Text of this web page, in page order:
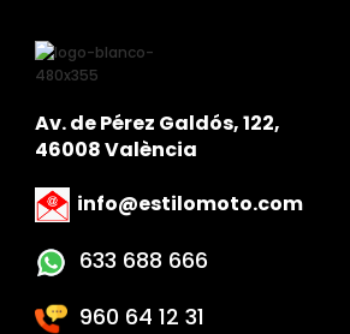
Av. de Pérez Galdós, 122,
46008 València
info@estilomoto.com
633 688 666
960 64 12 31